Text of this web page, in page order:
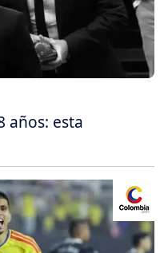
años: esta